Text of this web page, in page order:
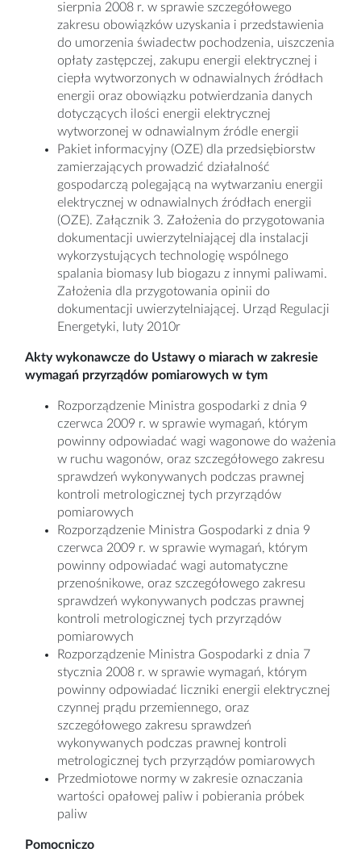
sierpnia 2008 r. w sprawie szczegółowego
zakresu obowiązków uzyskania i przedstawienia
do umorzenia świadectw pochodzenia, uiszczenia
opłaty zastępczej, zakupu energii elektrycznej i
ciepła wytworzonych w odnawialnych źródłach
energii oraz obowiązku potwierdzania danych
dotyczących ilości energii elektrycznej
wytworzonej w odnawialnym źródle energii
Pakiet informacyjny (OZE) dla przedsiębiorstw
zamierzających prowadzić działalność
gospodarczą polegającą na wytwarzaniu energii
elektrycznej w odnawialnych źródłach energii
(OZE). Załącznik 3. Założenia do przygotowania
dokumentacji uwierzytelniającej dla instalacji
wykorzystujących technologię wspólnego
spalania biomasy lub biogazu z innymi paliwami.
Założenia dla przygotowania opinii do
dokumentacji uwierzytelniającej. Urząd Regulacji
Energetyki, luty 2010r
Akty wykonawcze do Ustawy o miarach w zakresie
wymagań przyrządów pomiarowych w tym
Rozporządzenie Ministra gospodarki z dnia 9
czerwca 2009 r. w sprawie wymagań, którym
powinny odpowiadać wagi wagonowe do ważenia
w ruchu wagonów, oraz szczegółowego zakresu
sprawdzeń wykonywanych podczas prawnej
kontroli metrologicznej tych przyrządów
pomiarowych
Rozporządzenie Ministra Gospodarki z dnia 9
czerwca 2009 r. w sprawie wymagań, którym
powinny odpowiadać wagi automatyczne
przenośnikowe, oraz szczegółowego zakresu
sprawdzeń wykonywanych podczas prawnej
kontroli metrologicznej tych przyrządów
pomiarowych
Rozporządzenie Ministra Gospodarki z dnia 7
stycznia 2008 r. w sprawie wymagań, którym
powinny odpowiadać liczniki energii elektrycznej
czynnej prądu przemiennego, oraz
szczegółowego zakresu sprawdzeń
wykonywanych podczas prawnej kontroli
metrologicznej tych przyrządów pomiarowych
Przedmiotowe normy w zakresie oznaczania
wartości opałowej paliw i pobierania próbek
paliw
Pomocniczo